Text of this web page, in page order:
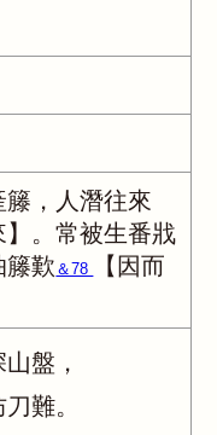
，人潛往來
】。常被生番戕
籐歎＆78
【因而
盤，
難。